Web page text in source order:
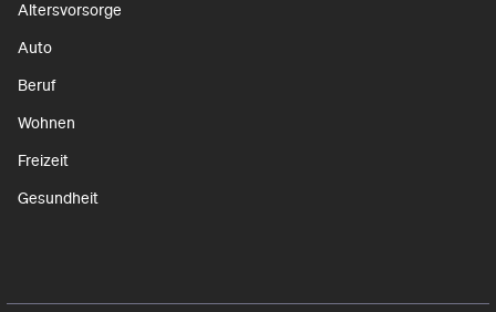
Altersvorsorge
Auto
Beruf
Wohnen
Freizeit
Gesundheit